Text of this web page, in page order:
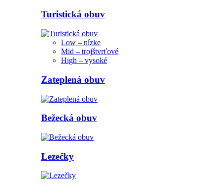
Turistická obuv
Low – nízke
Mid – trojštvrťové
High – vysoké
Zateplená obuv
Bežecká obuv
Lezečky